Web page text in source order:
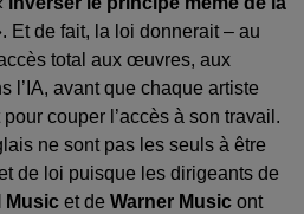
Et de fait, la loi donnerait – au
total aux œuvres, aux
l’IA, avant que chaque artiste
couper l’accès à son travail.
ne sont pas les seuls à être
de loi puisque les dirigeants de
Music et de Warner Music ont